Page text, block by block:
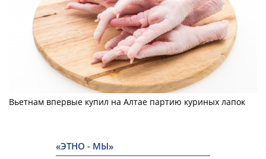
Вьетнам впервые купил на Алтае партию куриных лапок
«ЭТНО - МЫ»